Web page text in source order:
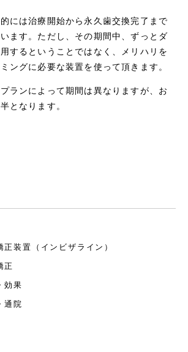
には治療開始から永久歯交換完了まで
ます。ただし、その期間中、ずっとダ
するということではなく、メリハリを
ングに必要な装置を使って頂きます。
ランによって期間は異なりますが、お
となります。
正装置（インビザライン）
正
効果
通院